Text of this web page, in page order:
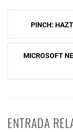
de
entradas
PINCH:
MICROSOFT
ENTRADA